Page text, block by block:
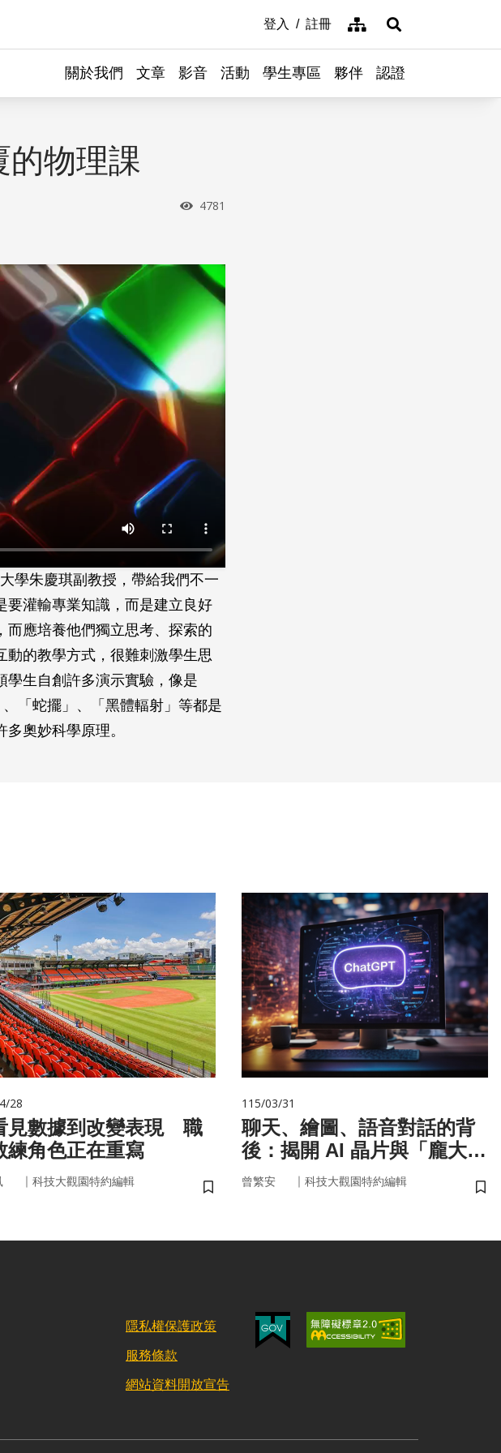
登入 註冊 網站導覽展開搜尋
關於我們 文章 影音 活動 學生專區 夥伴 認證
的物理課
瀏覽次數
4781
學朱慶琪副教授，帶給我們不一
要灌輸專業知識，而是建立良好
而應培養他們獨立思考、探索的
的教學方式，很難刺激學生思
學生自創許多演示實驗，像是
「蛇擺」、「黑體輻射」等都是
奧妙科學原理。
28
見數據到改變表現 職
練角色正在重寫
｜ 科技大觀園特約編輯
儲存書籤
115/03/31
聊天、繪圖、語音對話的背
後：揭開 AI 晶片與「龐大算
力」的真面目
曾繁安 ｜ 科技大觀園特約編輯
儲
隱私權保護政策
服務條款
網站資料開放宣告